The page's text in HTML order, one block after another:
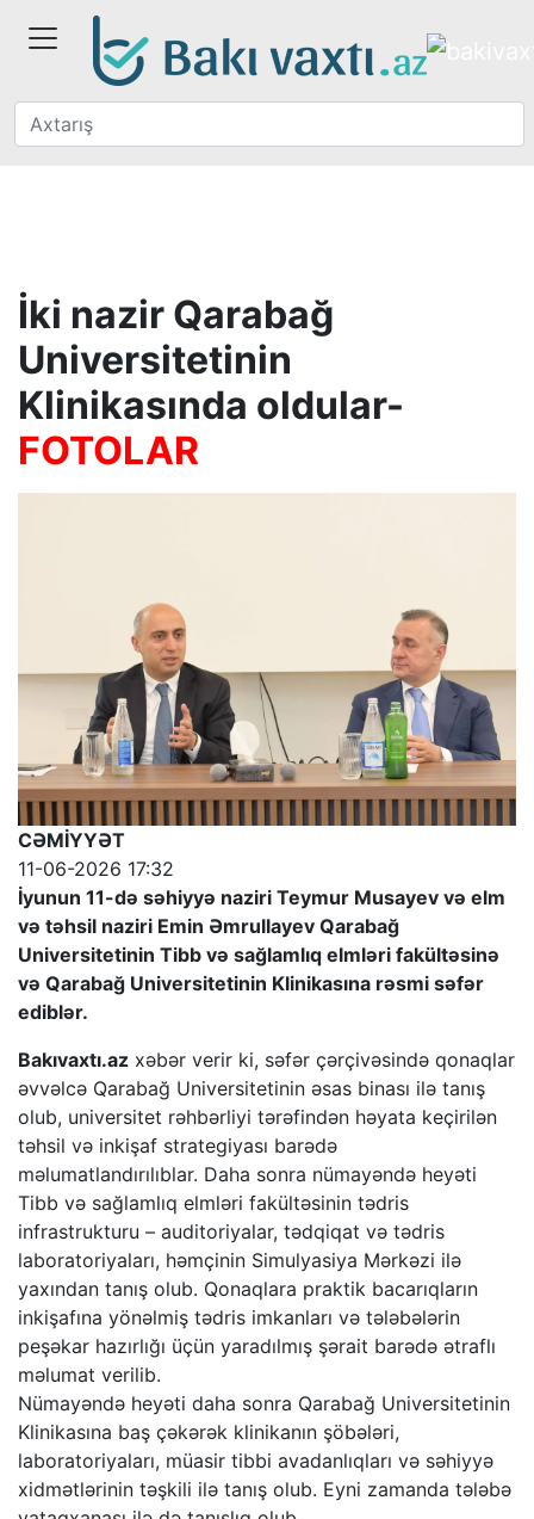
İki nazir Qarabağ
Universitetinin
Klinikasında oldular-
FOTOLAR
CƏMİYYƏT
11-06-2026 17:32
İyunun 11-də səhiyyə naziri Teymur Musayev və elm
və təhsil naziri Emin Əmrullayev Qarabağ
Universitetinin Tibb və sağlamlıq elmləri fakültəsinə
və Qarabağ Universitetinin Klinikasına rəsmi səfər
ediblər.
Bakıvaxtı.az xəbər verir ki, səfər çərçivəsində qonaqlar
əvvəlcə Qarabağ Universitetinin əsas binası ilə tanış
olub, universitet rəhbərliyi tərəfindən həyata keçirilən
təhsil və inkişaf strategiyası barədə
məlumatlandırılıblar. Daha sonra nümayəndə heyəti
Tibb və sağlamlıq elmləri fakültəsinin tədris
infrastrukturu – auditoriyalar, tədqiqat və tədris
laboratoriyaları, həmçinin Simulyasiya Mərkəzi ilə
yaxından tanış olub. Qonaqlara praktik bacarıqların
inkişafına yönəlmiş tədris imkanları və tələbələrin
peşəkar hazırlığı üçün yaradılmış şərait barədə ətraflı
məlumat verilib.
Nümayəndə heyəti daha sonra Qarabağ Universitetinin
Klinikasına baş çəkərək klinikanın şöbələri,
laboratoriyaları, müasir tibbi avadanlıqları və səhiyyə
xidmətlərinin təşkili ilə tanış olub. Eyni zamanda tələbə